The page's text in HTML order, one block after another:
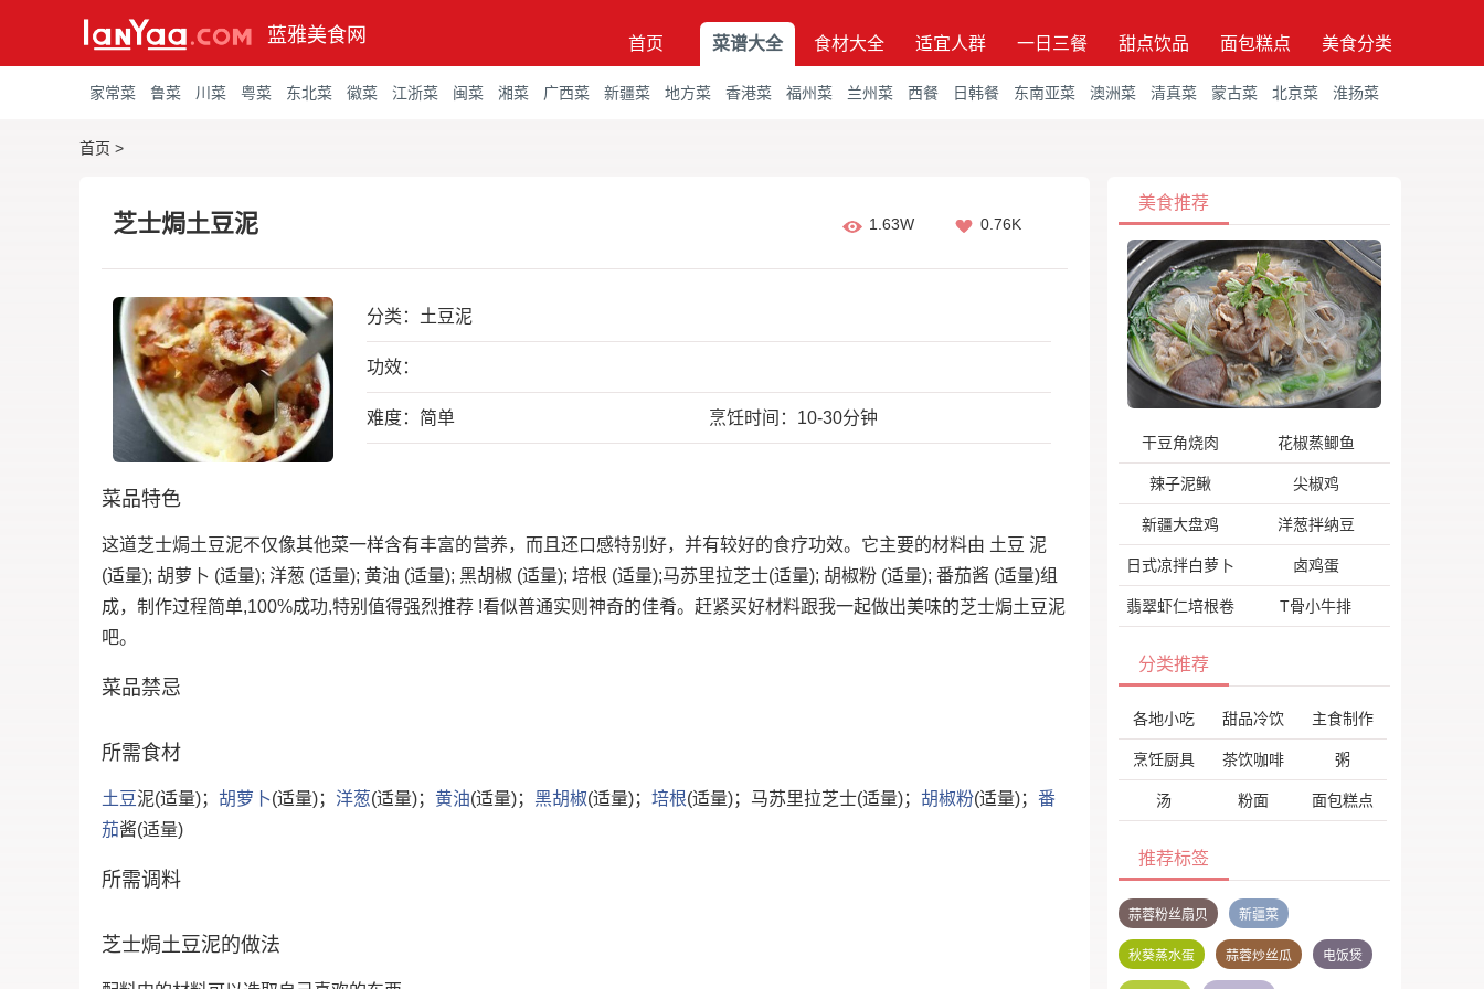
蓝雅美食网 首页 菜谱大全 食材大全 适宜人群 一日三餐 甜点饮品 面包糕点 美食分类
家常菜 鲁菜 川菜 粤菜 东北菜 徽菜 江浙菜 闽菜 湘菜 广西菜 新疆菜 地方菜 香港菜 福州菜 兰州菜 西餐 日韩餐 东南亚菜 澳洲菜 清真菜 蒙古菜 北京菜 淮扬菜
首页 >
芝士焗土豆泥 1.63W 0.76K
分类： 土豆泥
功效：
难度：简单 烹饪时间：10-30分钟
菜品特色
这道芝士焗土豆泥不仅像其他菜一样含有丰富的营养，而且还口感特别好，并有较好的食疗功效。它主要的材料由 土豆 泥
(适量); 胡萝卜 (适量); 洋葱 (适量); 黄油 (适量); 黑胡椒 (适量); 培根 (适量);马苏里拉芝士(适量); 胡椒粉 (适量); 番茄酱 (适量)组
成，制作过程简单,100%成功,特别值得强烈推荐 !看似普通实则神奇的佳肴。赶紧买好材料跟我一起做出美味的芝士焗土豆泥
吧。
菜品禁忌
所需食材
土豆 泥(适量)； 胡萝卜(适量)； 洋葱(适量)； 黄油(适量)； 黑胡椒(适量)； 培根(适量)；马苏里拉芝士(适量)； 胡椒粉(适量)； 番
茄酱(适量)
所需调料
芝士焗土豆泥的做法
美食推荐
干豆角烧肉 花椒蒸鲫鱼
辣子泥鳅 尖椒鸡
新疆大盘鸡 洋葱拌纳豆
日式凉拌白萝卜 卤鸡蛋
翡翠虾仁培根卷 T骨小牛排
分类推荐
各地小吃 甜品冷饮 主食制作
烹饪厨具 茶饮咖啡 粥
汤 粉面 面包糕点
推荐标签
蒜蓉粉丝扇贝 新疆菜
秋葵蒸水蛋 蒜蓉炒丝瓜 电饭煲